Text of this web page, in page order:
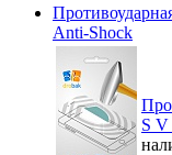
Anti-Shock
S V